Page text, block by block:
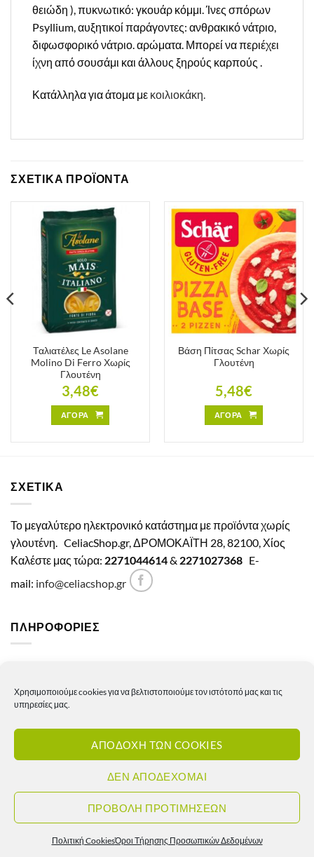
Χρησιμοποιούμε cookies για να βελτιστοποιούμε τον ιστότοπό μας και τις
υπηρεσίες μας.
ΑΠΟΔΟΧΗ ΤΩΝ COOKIES
ΔΕΝ ΑΠΟΔΕΧΟΜΑΙ
ΠΡΟΒΟΛΗ ΠΡΟΤΙΜΗΣΕΩΝ
Πολιτική CookiesΌροι Τήρησης Προσωπικών Δεδομένων
θειώδη ), πυκνωτικό: γκουάρ κόμμι. Ίνες σπόρων
Psyllium, αυξητικοί παράγοντες: ανθρακικό νάτριο,
διφωσφορικό νάτριο. αρώματα. Μπορεί να περιέχει
ίχνη από σουσάμι και άλλους ξηρούς καρπούς .
Κατάλληλα για άτομα με κοιλιοκάκη.
ΣΧΕΤΙΚΑ ΠΡΟΪΟΝΤΑ
Ταλιατέλες Le Asolane
Molino Di Ferro Χωρίς
Γλουτένη
3,48€
ΑΓΟΡΑ
Βάση Πίτσας Schar Χωρίς
Γλουτένη
5,48€
ΑΓΟΡΑ
ΣΧΕΤΙΚΑ
Το μεγαλύτερο ηλεκτρονικό κατάστημα με προϊόντα χωρίς
γλουτένη. CeliacShop.gr, ΔΡΟΜΟΚΑΪΤΗ 28, 82100, Χίος
Καλέστε μας τώρα: 2271044614& 2271027368 E-
mail: info@celiacshop.gr
ΠΛΗΡΟΦΟΡΙΕΣ
Πολιτική Απορρήτου
Πολιτική επιστροφών – ακυρώσεων
Πολιτική αποστολών
Copyright 2026 ©Celiacshop.gr